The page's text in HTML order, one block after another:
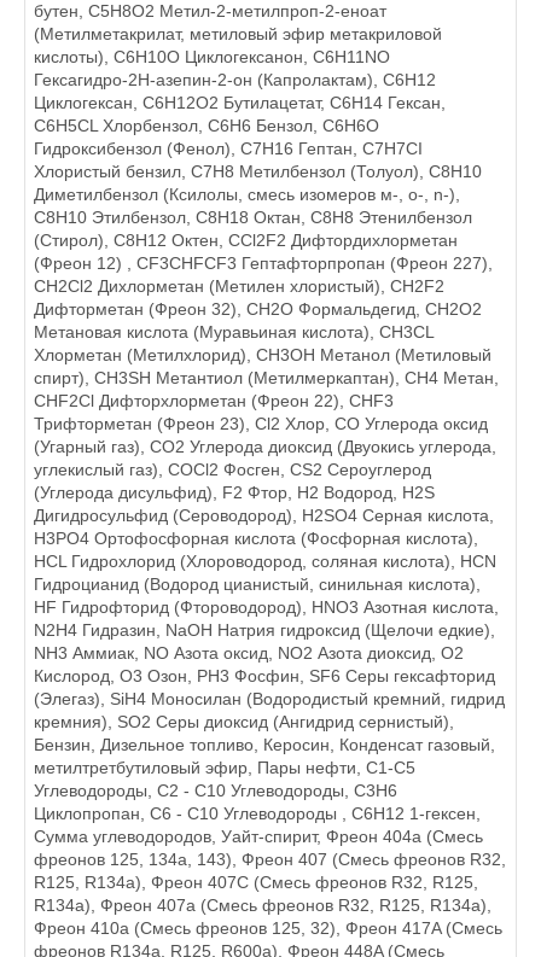
бутен, C5Н8О2 Метил-2-метилпроп-2-еноат
(Метилметакрилат, метиловый эфир метакриловой
кислоты), C6H10O Циклогексанон, C6H11NO
Гексагидро-2Н-азепин-2-он (Капролактам), C6H12
Циклогексан, C6H12O2 Бутилацетат, C6H14 Гексан,
C6H5CL Хлорбензол, C6H6 Бензол, C6H6O
Гидроксибензол (Фенол), C7H16 Гептан, C7H7CI
Хлористый бензил, C7H8 Метилбензол (Толуол), C8H10
Диметилбензол (Ксилолы, смесь изомеров м-, o-, n-),
C8H10 Этилбензол, C8H18 Октан, C8H8 Этенилбензол
(Стирол), C8Н12 Октен, CCl2F2 Дифтордихлорметан
(Фреон 12) , CF3CHFCF3 Гептафторпропан (Фреон 227),
CH2Cl2 Дихлорметан (Метилен хлористый), CH2F2
Дифторметан (Фреон 32), CH2O Формальдегид, CH2O2
Метановая кислота (Муравьиная кислота), CH3CL
Хлорметан (Метилхлорид), CH3OH Метанол (Метиловый
спирт), CH3SH Метантиол (Метилмеркаптан), CH4 Метан,
CHF2Cl Дифторхлорметан (Фреон 22), CHF3
Трифторметан (Фреон 23), Cl2 Хлор, CO Углерода оксид
(Угарный газ), CO2 Углерода диоксид (Двуокись углерода,
углекислый газ), COCl2 Фосген, CS2 Сероуглерод
(Углерода дисульфид), F2 Фтор, H2 Водород, H2S
Дигидросульфид (Сероводород), H2SO4 Серная кислота,
H3РO4 Ортофосфорная кислота (Фосфорная кислота),
HCL Гидрохлорид (Хлороводород, соляная кислота), HCN
Гидроцианид (Водород цианистый, синильная кислота),
HF Гидрофторид (Фтороводород), HNO3 Азотная кислота,
N2H4 Гидразин, NaOH Натрия гидроксид (Щелочи едкие),
NH3 Аммиак, NO Азота оксид, NO2 Азота диоксид, O2
Кислород, O3 Озон, PH3 Фосфин, SF6 Серы гексафторид
(Элегаз), SiH4 Моносилан (Водородистый кремний, гидрид
кремния), SO2 Серы диоксид (Ангидрид сернистый),
Бензин, Дизельное топливо, Керосин, Конденсат газовый,
метилтретбутиловый эфир, Пары нефти, С1-С5
Углеводороды, С2 - С10 Углеводороды, С3Н6
Циклопропан, С6 - С10 Углеводороды , С6Н12 1-гексен,
Сумма углеводородов, Уайт-спирит, Фреон 404а (Смесь
фреонов 125, 134а, 143), Фреон 407 (Смесь фреонов R32,
R125, R134a), Фреон 407C (Смесь фреонов R32, R125,
R134a), Фреон 407а (Смесь фреонов R32, R125, R134a),
Фреон 410а (Смесь фреонов 125, 32), Фреон 417A (Смесь
фреонов R134a, R125, R600a), Фреон 448A (Смесь